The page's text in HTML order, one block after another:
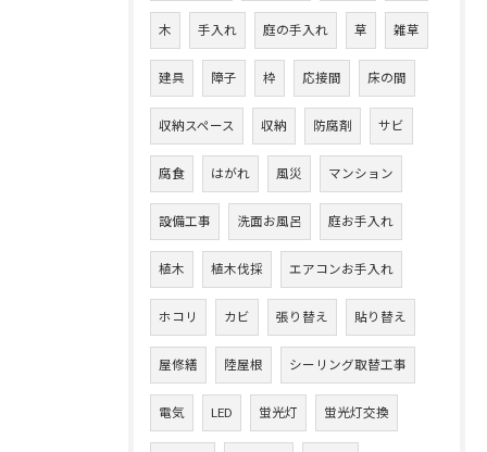
木 手入れ 庭の手入れ 草 雑草
建具 障子 枠 応接間 床の間
収納スペース 収納 防腐剤 サビ
腐食 はがれ 風災 マンション
設備工事 洗面お風呂 庭お手入れ
植木 植木伐採 エアコンお手入れ
ホコリ カビ 張り替え 貼り替え
屋修繕 陸屋根 シーリング取替工事
電気 LED 蛍光灯 蛍光灯交換